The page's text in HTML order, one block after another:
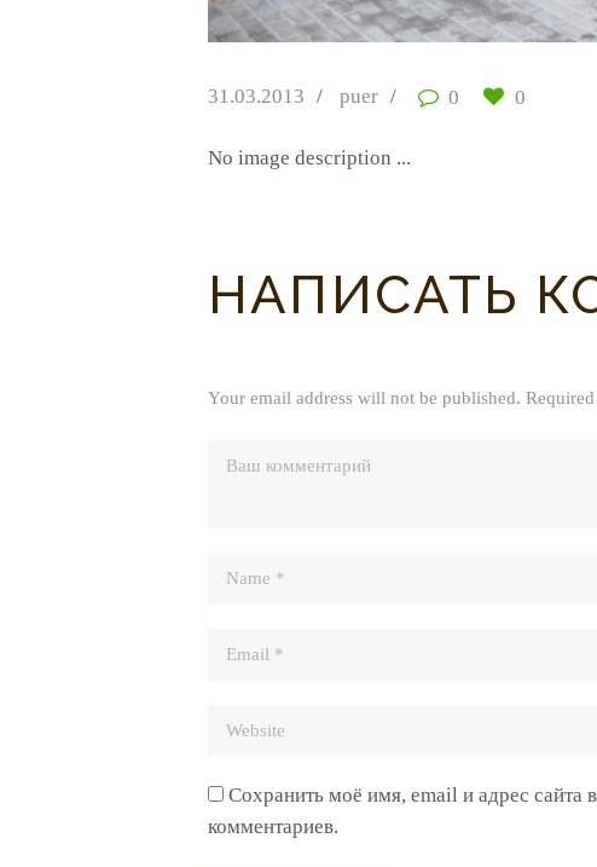
31.03.2013 puer 0 0
No image description ...
НАПИСАТЬ
Your email address will not be published.
Сохранить моё имя, email и адрес сайта
комментариев.